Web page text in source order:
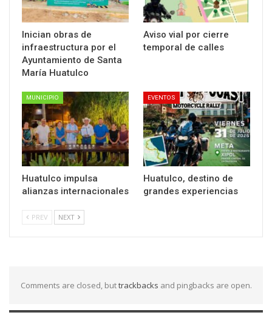
Inician obras de
infraestructura por el
Ayuntamiento de Santa
María Huatulco
Aviso vial por cierre
temporal de calles
MUNICIPIO
Huatulco impulsa
alianzas internacionales
EVENTOS
Huatulco, destino de
grandes experiencias
PREV NEXT
Comments are closed, buttrackbacks and pingbacks are open.